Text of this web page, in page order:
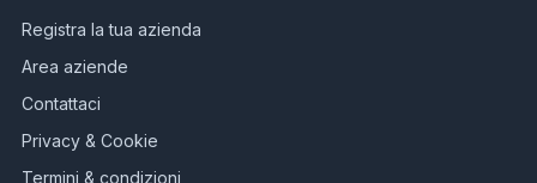
Registra la tua azienda
Area aziende
Contattaci
Privacy & Cookie
Termini & condizioni